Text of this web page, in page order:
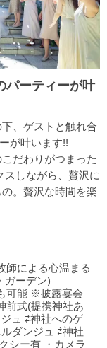
パーティーが叶
、ゲストと触れ合
が叶います!!
だわりがつまった
しながら、贅沢に
。贅沢な時間を楽
師による心温まる
ガーデン)
可能 ※披露宴会
前式(提携神社あ
ュ ⇄神社へのゲ
ダンジュ ⇄神社
シー有 ・カメラ